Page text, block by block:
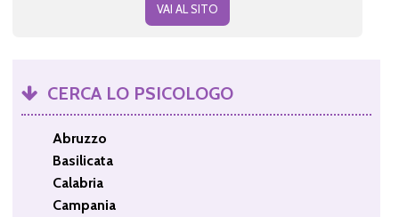
VAI AL SITO
CERCA LO PSICOLOGO
Abruzzo
Basilicata
Calabria
Campania